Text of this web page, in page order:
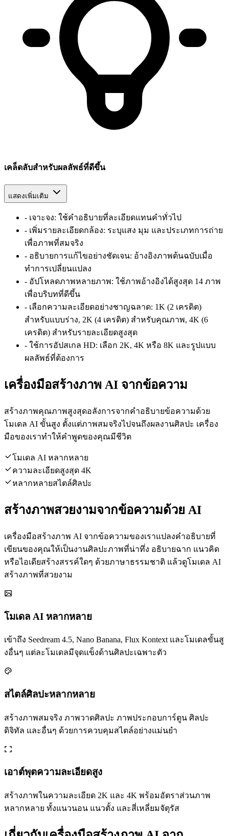
เคล็ดลับสำหรับผลลัพธ์ที่ดีขึ้น
แสดงเพิ่มเติม
- เจาะจง: ใช้คำอธิบายที่ละเอียดแทนคำทั่วไป
- เพิ่มรายละเอียดกล้อง: ระบุแสง มุม และประเภทการถ่าย
เพื่อภาพที่สมจริง
- อธิบายการแก้ไขอย่างชัดเจน: อ้างอิงภาพต้นฉบับเมื่อ
ทำการเปลี่ยนแปลง
- อัปโหลดภาพหลายภาพ: ใช้ภาพอ้างอิงได้สูงสุด 14 ภาพ
เพื่อบริบทที่ดีขึ้น
- เลือกความละเอียดอย่างชาญฉลาด: 1K (2 เครดิต)
สำหรับแบบร่าง, 2K (4 เครดิต) สำหรับคุณภาพ, 4K (6
เครดิต) สำหรับรายละเอียดสูงสุด
- ใช้การอัปสเกล HD: เลือก 2K, 4K หรือ 8K และรูปแบบ
ผลลัพธ์ที่ต้องการ
เครื่องมือสร้างภาพ AI จากข้อความ
สร้างภาพคุณภาพสูงสุดอลังการจากคำอธิบายข้อความด้วย
โมเดล AI ขั้นสูง ตั้งแต่ภาพสมจริงไปจนถึงผลงานศิลปะ เครื่อง
มือของเราทำให้คำพูดของคุณมีชีวิต
โมเดล AI หลากหลาย
ความละเอียดสูงสุด 4K
หลากหลายสไตล์ศิลปะ
สร้างภาพสวยงามจากข้อความด้วย AI
เครื่องมือสร้างภาพ AI จากข้อความของเราแปลงคำอธิบายที่
เขียนของคุณให้เป็นงานศิลปะภาพที่น่าทึ่ง อธิบายฉาก แนวคิด
หรือไอเดียสร้างสรรค์ใดๆ ด้วยภาษาธรรมชาติ แล้วดูโมเดล AI
สร้างภาพที่สวยงาม
โมเดล AI หลากหลาย
เข้าถึง Seedream 4.5, Nano Banana, Flux Kontext และโมเดลขั้นสู
งอื่นๆ แต่ละโมเดลมีจุดแข็งด้านศิลปะเฉพาะตัว
สไตล์ศิลปะหลากหลาย
สร้างภาพสมจริง ภาพวาดศิลปะ ภาพประกอบการ์ตูน ศิลปะ
ดิจิทัล และอื่นๆ ด้วยการควบคุมสไตล์อย่างแม่นยำ
เอาต์พุตความละเอียดสูง
สร้างภาพในความละเอียด 2K และ 4K พร้อมอัตราส่วนภาพ
หลากหลาย ทั้งแนวนอน แนวตั้ง และสี่เหลี่ยมจัตุรัส